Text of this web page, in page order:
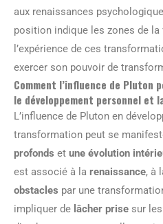
aux renaissances
position indique les zones de la
l’expérience de ces
exercer son pouvoir de
Comment l’influence de Pluton
le développement personnel et
L’influence de Pluton en
transformation peut se
profonds et une évolution
est associé à la renaissance, à
obstacles par une
impliquer de lâcher prise sur